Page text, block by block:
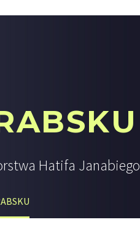
Hatifa Janabiego